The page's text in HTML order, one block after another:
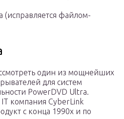
(исправляется файлом-
один из мощнейших
для систем
PowerDVD Ultra.
IT компания CyberLink
с конца 1990х и по